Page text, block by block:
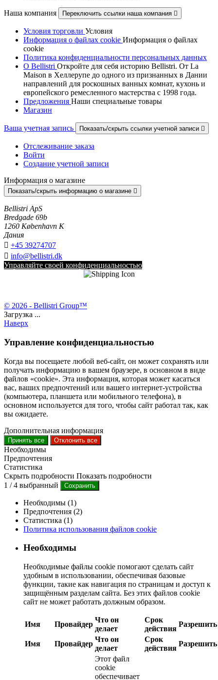
Наша компания Переключить ссылки наша компания 
Условия торговли Условия
Информация о файлах cookie Информация о файлах
cookie
Политика конфиденциальности персональных данных
О Bellistri Откройте для себя историю Bellistri. От La
Maison в Хеллерупе до одного из признанных в Дании
направлений для роскошных ванных комнат, кухонь и
европейского ремесленного мастерства с 1998 года.
Предложения Наши специальные товары
Магазин
Ваша учетная запись Показать/скрыть ссылки учетной записи 
Отслеживание заказа
Войти
Создание учетной записи
Информация о магазине
Показать/скрыть информацию о магазине 
Bellistri ApS
Bredgade 69b
1260 København K
Дания
 +45 39274707
 info@bellistri.dk
Управляйте своей конфиденциальностью
© 2026 - Bellistri Group™
Загрузка ...
Наверх
Управление конфиденциальностью
Когда вы посещаете любой веб-сайт, он может сохранять или
получать информацию в вашем браузере, в основном в виде
файлов «cookie». Эта информация, которая может касаться
вас, ваших предпочтений или вашего интернет-устройства
(компьютера, планшета или мобильного телефона), в
основном используется для того, чтобы сайт работал так, как
вы ожидаете.
Дополнительная информация
Принять все Отклонить все
Необходимы
Предпочтения
Статистика
Скрыть подробности Показать подробности
1 /4 выбранный Сохранить
Необходимы (1)
Предпочтения (2)
Статистика (1)
Политика использования файлов cookie
Необходимы
Необходимые файлы cookie помогают сделать сайт
удобным в использовании, обеспечивая базовые
функции, такие как навигация по страницам и доступ к
защищённым разделам сайта. Без этих файлов cookie
сайт не может работать должным образом.
Имя Провайдер
Что он
делает
Срок
действия
Разрешить
Имя Провайдер
Что он
делает
Срок
действия
Разрешить
Этот файл
cookie
обеспечивает